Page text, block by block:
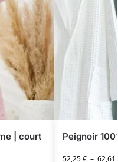
| court Peignoir
52,25€ – 62,61